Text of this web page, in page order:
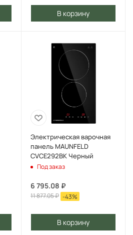
В корзину
Электрическая варочная
панель MAUNFELD
CVCE292BK Черный
Под заказ
6 795.08 ₽
11 877.05₽ -43%
В корзину